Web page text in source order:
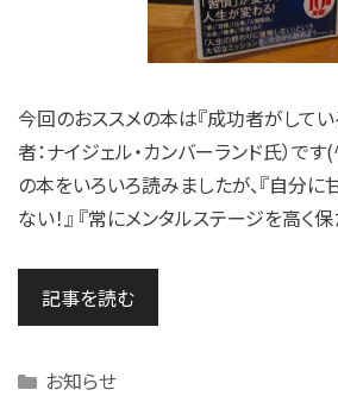
今回のおススメの本は『成功者がしてい
者：ナイジェル・カンバーランド氏）で
の本をいろいろ読みましたが、『自分
ない！』 『常にメンタルステージを高く
記事を読む
Categories
お知らせ